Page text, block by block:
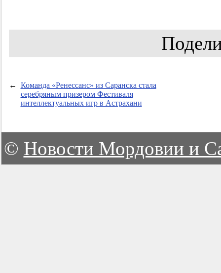
←
Команда «Ренессанс» из Саранска стала
серебряным призером Фестиваля
интеллектуальных игр в Астрахани
© Новости Мордовии и